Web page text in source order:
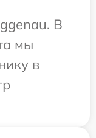
В
мы
в